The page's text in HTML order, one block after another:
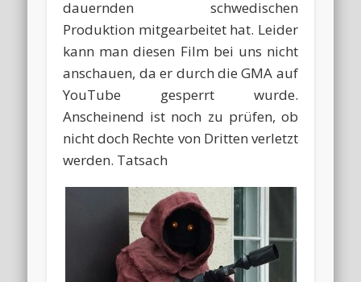
dauernden schwedischen
Produktion mitgearbeitet hat. Leider
kann man diesen Film bei uns nicht
anschauen, da er durch die GMA auf
YouTube gesperrt wurde.
Anscheinend ist noch zu prüfen, ob
nicht doch Rechte von Dritten verletzt
werden. Tatsach